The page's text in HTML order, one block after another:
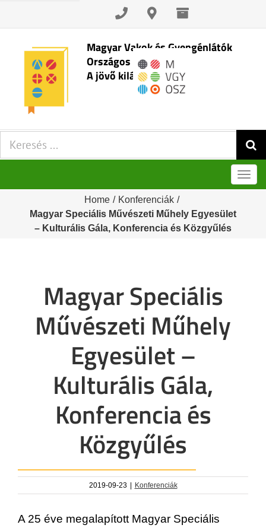
Skip
content
Magyar Vakok és Gyengénlátók
Országos Szövetsége
A jövő kilátásai
Keresés:
Home / Konferenciák /
Magyar Speciális Művészeti Műhely Egyesület
– Kulturális Gála, Konferencia és Közgyűlés
Magyar Speciális
Művészeti Műhely
Egyesület –
Kulturális Gála,
Konferencia és
Közgyűlés
2019-09-23 | Konferenciák
A 25 éve megalapított Magyar Speciális